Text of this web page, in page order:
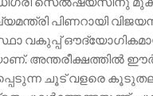
പിണറായി
വകുപ്പ്
അന്തരീക്ഷത്തിൽ
ചൂട് വളരെ